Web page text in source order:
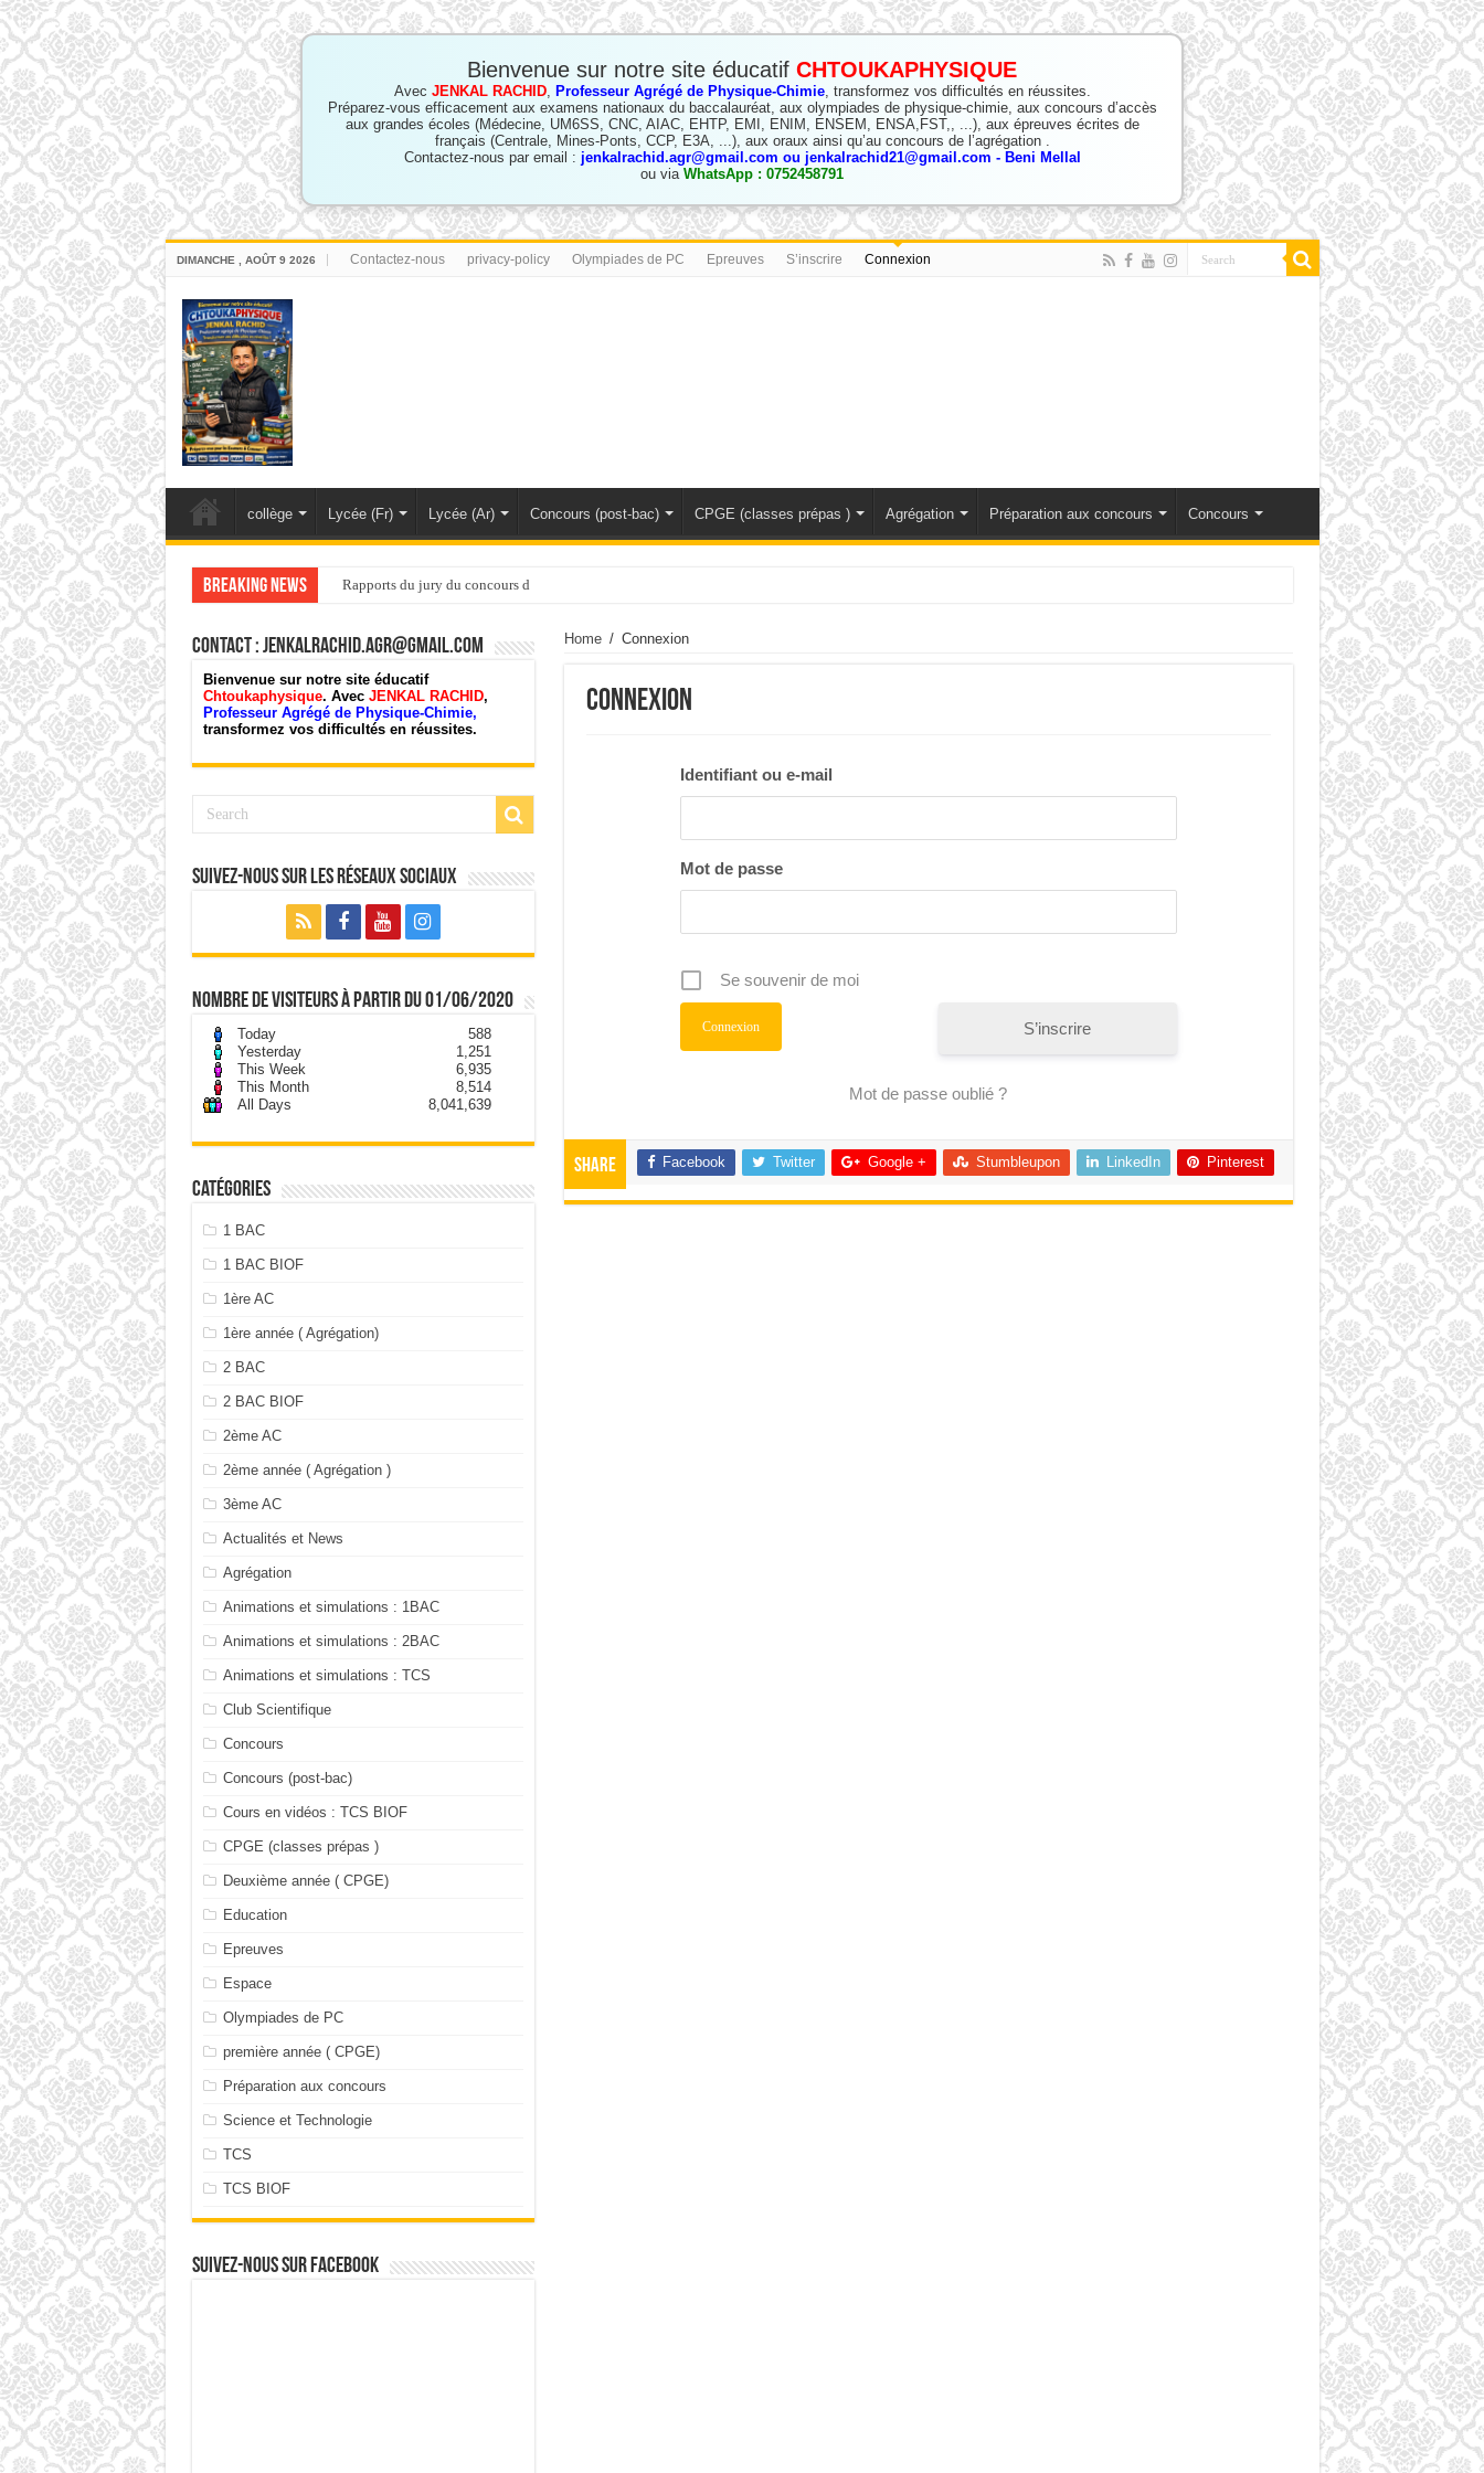
Bienvenue sur notre site éducatif CHTOUKAPHYSIQUE
Avec JENKAL RACHID, Professeur Agrégé de Physique-Chimie, transformez vos difficultés en réussites.
Préparez-vous efficacement aux examens nationaux du baccalauréat, aux olympiades de physique-chimie, aux concours d’accès
aux grandes écoles (Médecine, UM6SS, CNC, AIAC, EHTP, EMI, ENIM, ENSEM, ENSA,FST,, ...), aux épreuves écrites de
français (Centrale, Mines-Ponts, CCP, E3A, ...), aux oraux ainsi qu’au concours de l’agrégation .
Contactez-nous par email : jenkalrachid.agr@gmail.com ou jenkalrachid21@gmail.com - Beni Mellal
ou via WhatsApp : 0752458791
DIMANCHE , AOÛT 9 2026 Contactez-nous privacy-policy Olympiades de PC Epreuves S’inscrire Connexion
collège Lycée (Fr) Lycée (Ar) Concours (post-bac) CPGE (classes prépas ) Agrégation Préparation aux concours Concours
Breaking News Rapports du jury du concours de l’ agrégation de sciences physique
Home / Connexion
Connexion
Identifiant ou e-mail
Mot de passe
Se souvenir de moi
S’inscrire
Mot de passe oublié ?
Share Facebook Twitter Google + Stumbleupon LinkedIn Pinterest
Contact : jenkalrachid.agr@gmail.com
Bienvenue sur notre site éducatif
Chtoukaphysique. Avec JENKAL RACHID,
Professeur Agrégé de Physique-Chimie,
transformez vos difficultés en réussites.
Suivez-nous sur les Réseaux Sociaux
nombre de visiteurs à partir du 01/06/2020
Today
588
Yesterday
1,251
This Week
6,935
This Month
8,514
All Days
8,041,639
Catégories
1 BAC
1 BAC BIOF
1ère AC
1ère année ( Agrégation)
2 BAC
2 BAC BIOF
2ème AC
2ème année ( Agrégation )
3ème AC
Actualités et News
Agrégation
Animations et simulations : 1BAC
Animations et simulations : 2BAC
Animations et simulations : TCS
Club Scientifique
Concours
Concours (post-bac)
Cours en vidéos : TCS BIOF
CPGE (classes prépas )
Deuxième année ( CPGE)
Education
Epreuves
Espace
Olympiades de PC
première année ( CPGE)
Préparation aux concours
Science et Technologie
TCS
TCS BIOF
Suivez-nous sur facebook